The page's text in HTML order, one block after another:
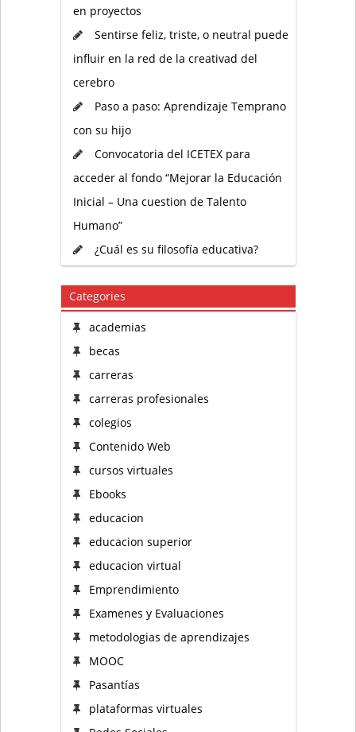
en proyectos
Sentirse feliz, triste, o neutral puede
influir en la red de la creativad del
cerebro
Paso a paso: Aprendizaje Temprano
con su hijo
Convocatoria del ICETEX para
acceder al fondo “Mejorar la Educación
Inicial – Una cuestion de Talento
Humano”
¿Cuál es su filosofía educativa?
Categories
academias
becas
carreras
carreras profesionales
colegios
Contenido Web
cursos virtuales
Ebooks
educacion
educacion superior
educacion virtual
Emprendimiento
Examenes y Evaluaciones
metodologias de aprendizajes
MOOC
Pasantías
plataformas virtuales